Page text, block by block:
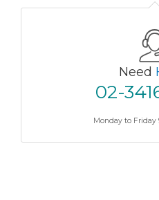
Need
02-
Monday to Friday